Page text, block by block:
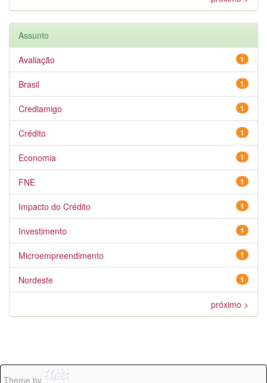
Assunto
1
Avaliação
1
Brasil
1
Crediamigo
1
Crédito
1
Economia
1
FNE
1
Impacto do Crédito
1
Investimento
1
Microempreendimento
1
Nordeste
próximo >
Theme by